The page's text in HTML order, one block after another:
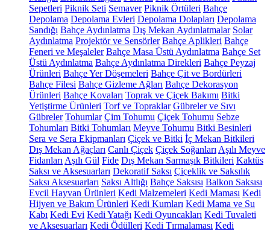
Sepetleri Piknik Seti Semaver Piknik Örtüleri Bahçe
Depolama Depolama Evleri Depolama Dolapları Depolama
Sandığı Bahçe Aydınlatma Dış Mekan Aydınlatmalar Solar
Aydınlatma Projektör ve Sensörler Bahçe Aplikleri Bahçe
Feneri ve Meşaleler Bahçe Masa Üstü Aydınlatma Bahçe Set
Üstü Aydınlatma Bahçe Aydınlatma Direkleri Bahçe Peyzaj
Ürünleri Bahçe Yer Döşemeleri Bahçe Çit ve Bordürleri
Bahçe Filesi Bahçe Gizleme Ağları Bahçe Dekorasyon
Ürünleri Bahçe Kovaları Toprak ve Çiçek Bakımı Bitki
Yetiştirme Ürünleri Torf ve Topraklar Gübreler ve Sıvı
Gübreler Tohumlar Çim Tohumu Çiçek Tohumu Sebze
Tohumları Bitki Tohumları Meyve Tohumu Bitki Besinleri
Sera ve Sera Ekipmanları Çiçek ve Bitki İç Mekan Bitkileri
Dış Mekan Ağaçları Canlı Çiçek Çiçek Soğanları Aşılı Meyve
Fidanları Aşılı Gül Fide Dış Mekan Sarmaşık Bitkileri Kaktüs
Saksı ve Aksesuarları Dekoratif Saksı Çiçeklik ve Saksılık
Saksı Aksesuarları Saksı Altlığı Bahçe Saksısı Balkon Saksısı
Evcil Hayvan Ürünleri Kedi Malzemeleri Kedi Maması Kedi
Hijyen ve Bakım Ürünleri Kedi Kumları Kedi Mama ve Su
Kabı Kedi Evi Kedi Yatağı Kedi Oyuncakları Kedi Tuvaleti
ve Aksesuarları Kedi Ödülleri Kedi Tırmalaması Kedi